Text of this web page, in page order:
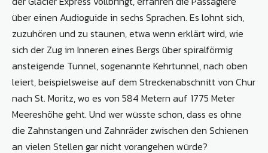
über einen Audioguide in sechs Sprachen. Es lohnt sich,
zuzuhören und zu staunen, etwa wenn erklärt wird, wie
sich der Zug im Inneren eines Bergs über spiralförmig
ansteigende Tunnel, sogenannte Kehrtunnel, nach oben
leiert, beispielsweise auf dem Streckenabschnitt von Chur
nach St. Moritz, wo es von 584 Metern auf 1775 Meter
Meereshöhe geht. Und wer wüsste schon, dass es ohne
die Zahnstangen und Zahnräder zwischen den Schienen
an vielen Stellen gar nicht vorangehen würde?